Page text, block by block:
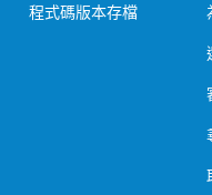
程式碼版本存檔